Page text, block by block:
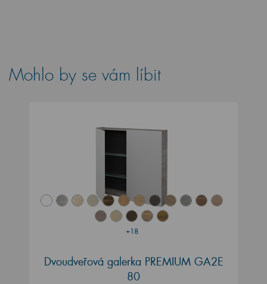
Mohlo by se vám líbit
+18
Dvoudveřová galerka PREMIUM GA2E
80